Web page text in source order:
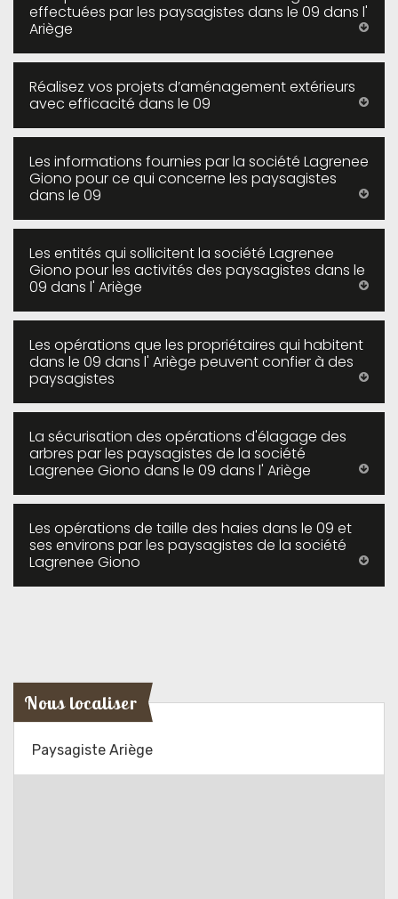
effectuées par les paysagistes dans le 09 dans l'
Ariège
Réalisez vos projets d’aménagement extérieurs
avec efficacité dans le 09
Les informations fournies par la société Lagrenee
Giono pour ce qui concerne les paysagistes
dans le 09
Les entités qui sollicitent la société Lagrenee
Giono pour les activités des paysagistes dans le
09 dans l' Ariège
Les opérations que les propriétaires qui habitent
dans le 09 dans l' Ariège peuvent confier à des
paysagistes
La sécurisation des opérations d'élagage des
arbres par les paysagistes de la société
Lagrenee Giono dans le 09 dans l' Ariège
Les opérations de taille des haies dans le 09 et
ses environs par les paysagistes de la société
Lagrenee Giono
Nous localiser
Paysagiste Ariège